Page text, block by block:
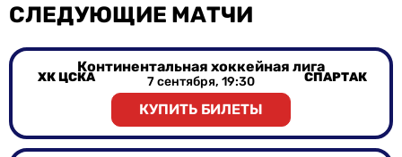
СЛЕДУЮЩИЕ МАТЧИ
Континентальная хоккейная лига
7 сентября, 19:30
ХК ЦСКА СПАРТАК
КУПИТЬ БИЛЕТЫ